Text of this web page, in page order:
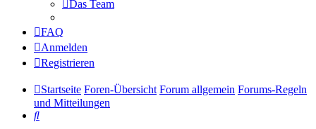
Das Team
FAQ
Anmelden
Registrieren
Startseite Foren-Übersicht Forum allgemein Forums-Regeln
und Mitteilungen
Suche